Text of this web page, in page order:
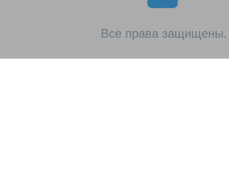
Все права защищены.